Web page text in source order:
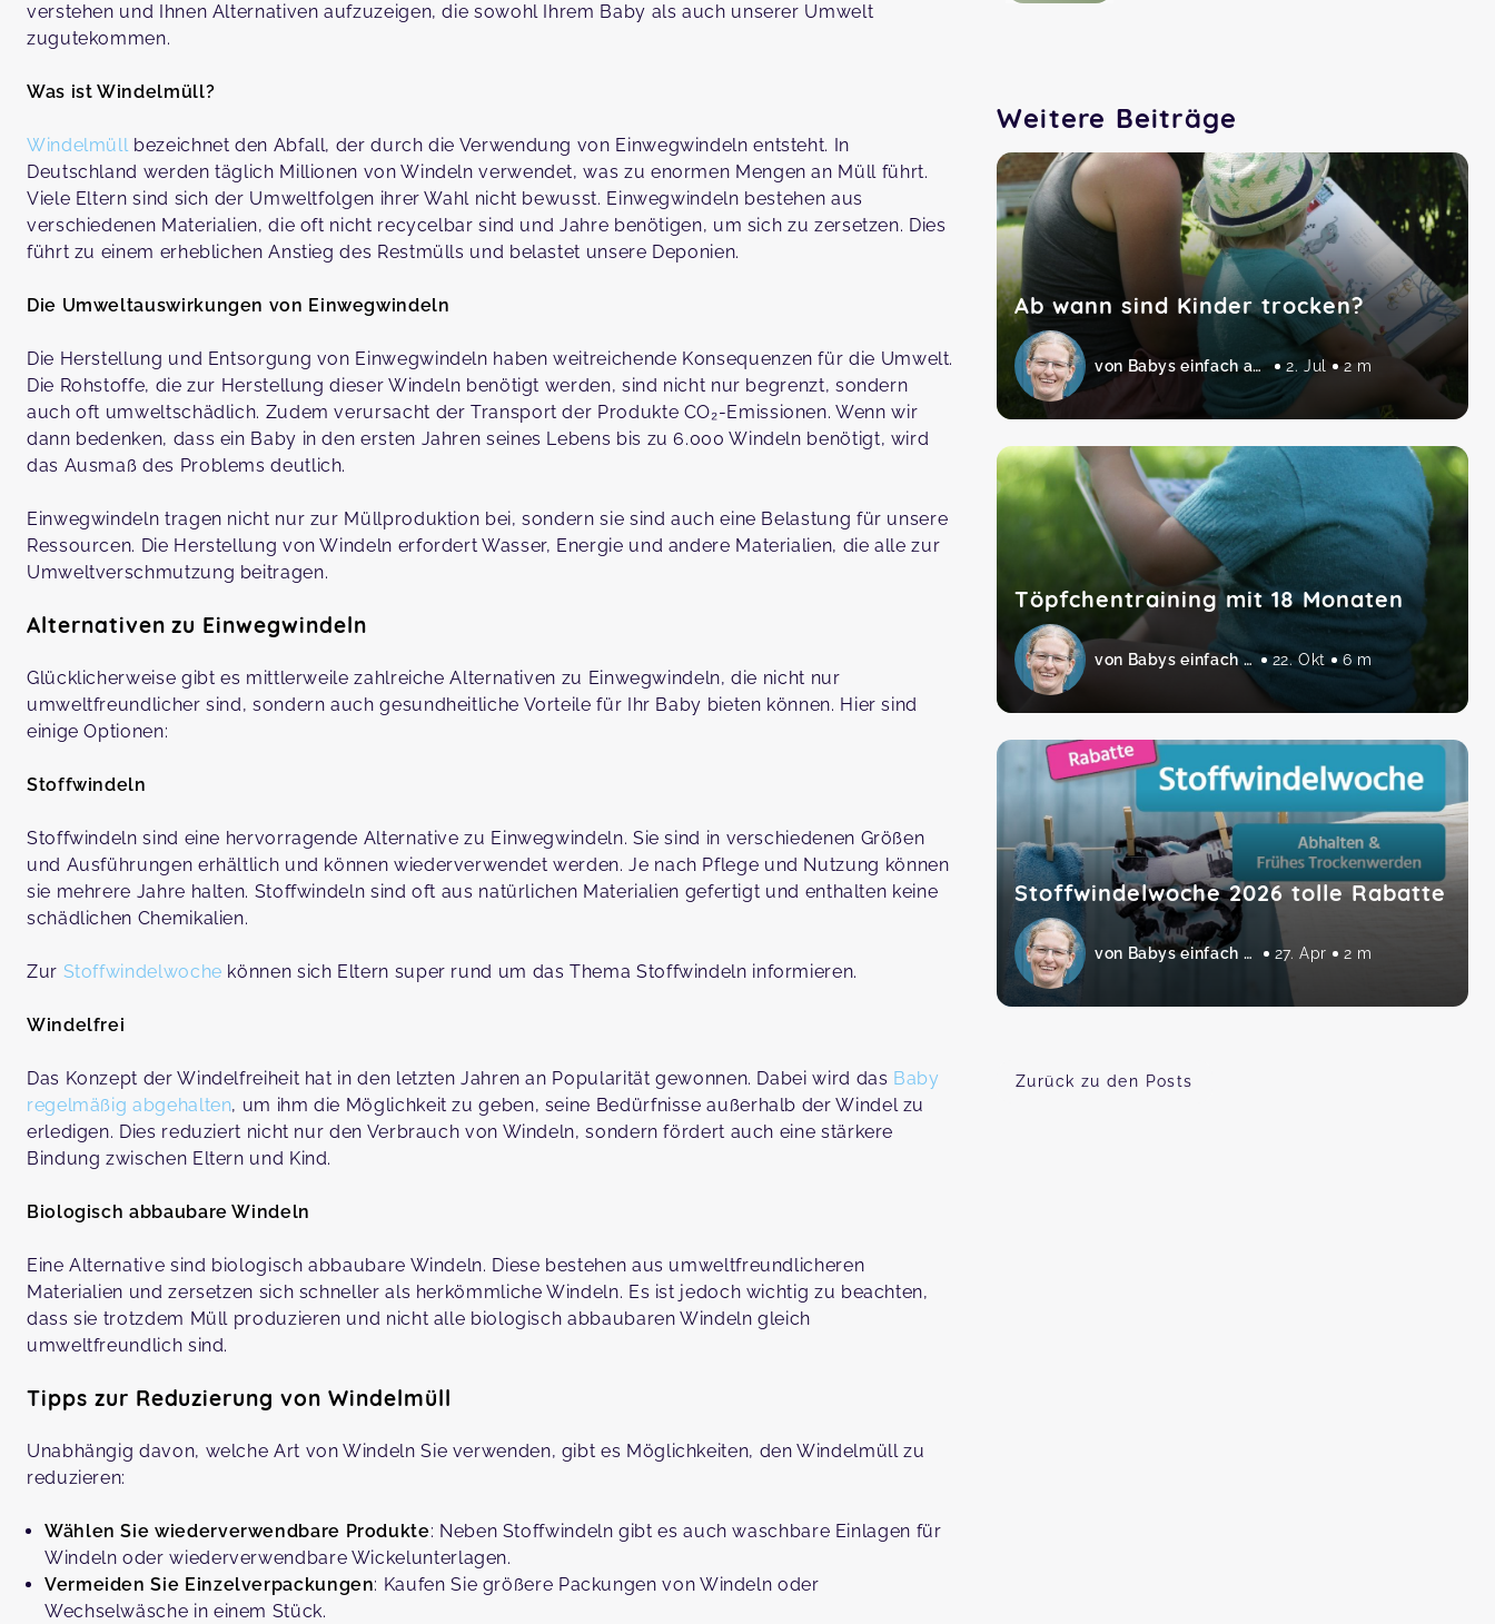
verstehen und Ihnen Alternativen aufzuzeigen, die sowohl Ihrem Baby als auch unserer Umwelt
zugutekommen.
Was ist Windelmüll?
Windelmüllbezeichnet den Abfall, der durch die Verwendung von Einwegwindeln entsteht. In
Deutschland werden täglich Millionen von Windeln verwendet, was zu enormen Mengen an Müll führt.
Viele Eltern sind sich der Umweltfolgen ihrer Wahl nicht bewusst. Einwegwindeln bestehen aus
verschiedenen Materialien, die oft nicht recycelbar sind und Jahre benötigen, um sich zu zersetzen. Dies
führt zu einem erheblichen Anstieg des Restmülls und belastet unsere Deponien.
Die Umweltauswirkungen von Einwegwindeln
Die Herstellung und Entsorgung von Einwegwindeln haben weitreichende Konsequenzen für die Umwelt.
Die Rohstoffe, die zur Herstellung dieser Windeln benötigt werden, sind nicht nur begrenzt, sondern
auch oft umweltschädlich. Zudem verursacht der Transport der Produkte CO₂-Emissionen. Wenn wir
dann bedenken, dass ein Baby in den ersten Jahren seines Lebens bis zu 6.000 Windeln benötigt, wird
das Ausmaß des Problems deutlich.
Einwegwindeln tragen nicht nur zur Müllproduktion bei, sondern sie sind auch eine Belastung für unsere
Ressourcen. Die Herstellung von Windeln erfordert Wasser, Energie und andere Materialien, die alle zur
Umweltverschmutzung beitragen.
Alternativen zu Einwegwindeln
Glücklicherweise gibt es mittlerweile zahlreiche Alternativen zu Einwegwindeln, die nicht nur
umweltfreundlicher sind, sondern auch gesundheitliche Vorteile für Ihr Baby bieten können. Hier sind
einige Optionen:
Stoffwindeln
Stoffwindeln sind eine hervorragende Alternative zu Einwegwindeln. Sie sind in verschiedenen Größen
und Ausführungen erhältlich und können wiederverwendet werden. Je nach Pflege und Nutzung können
sie mehrere Jahre halten. Stoffwindeln sind oft aus natürlichen Materialien gefertigt und enthalten keine
schädlichen Chemikalien.
Zur Stoffwindelwoche können sich Eltern super rund um das Thema Stoffwindeln informieren.
Windelfrei
Das Konzept der Windelfreiheit hat in den letzten Jahren an Popularität gewonnen. Dabei wird das Baby
regelmäßig abgehalten, um ihm die Möglichkeit zu geben, seine Bedürfnisse außerhalb der Windel zu
erledigen. Dies reduziert nicht nur den Verbrauch von Windeln, sondern fördert auch eine stärkere
Bindung zwischen Eltern und Kind.
Biologisch abbaubare Windeln
Eine Alternative sind biologisch abbaubare Windeln. Diese bestehen aus umweltfreundlicheren
Materialien und zersetzen sich schneller als herkömmliche Windeln. Es ist jedoch wichtig zu beachten,
dass sie trotzdem Müll produzieren und nicht alle biologisch abbaubaren Windeln gleich
umweltfreundlich sind.
Tipps zur Reduzierung von Windelmüll
Unabhängig davon, welche Art von Windeln Sie verwenden, gibt es Möglichkeiten, den Windelmüll zu
reduzieren:
Wählen Sie wiederverwendbare Produkte: Neben Stoffwindeln gibt es auch waschbare Einlagen für
Windeln oder wiederverwendbare Wickelunterlagen.
Vermeiden Sie Einzelverpackungen: Kaufen Sie größere Packungen von Windeln oder
Wechselwäsche in einem Stück.
Weitere Beiträge
Ab wann sind Kinder trocken?
von Babys einfach abhalten 2. Jul 2 m
Töpfchentraining mit 18 Monaten
von Babys einfach abhalten 22. Okt 6 m
Stoffwindelwoche 2026 tolle Rabatte
von Babys einfach abhalten 27. Apr 2 m
Zurück zu den Posts